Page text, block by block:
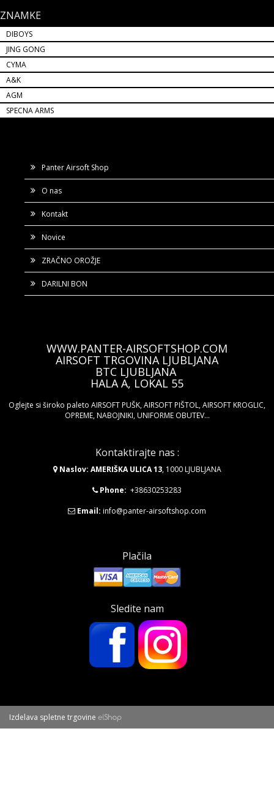
ZNAMKE
DIBOYS
JING GONG
CYMA
A&K
AGM
SPECNA ARMS
Panter Airsoft Shop
O nas
Kontakt
Novice
ZRAČNO OROŽJE
DARILNI BON
WWW.PANTER-AIRSOFTSHOP.COM
AIRSOFT TRGOVINA LJUBLJANA
BTC LJUBLJANA
HALA A, LOKAL 55
Oglejte si široko paleto AIRSOFT PUŠK, AIRSOFT PIŠTOL, AIRSOFT KROGLIC,
OPREME, NABOJNIKI, UNIFORME OBUTEV...
Kontaktirajte nas :
Naslov: AMERIŠKA ULICA 13, 1000 LJUBLJANA
Phone: +38630253283
Email: info@panter-airsoftshop.com
Plačila
Sledite nam
Izdelava spletne trgovine